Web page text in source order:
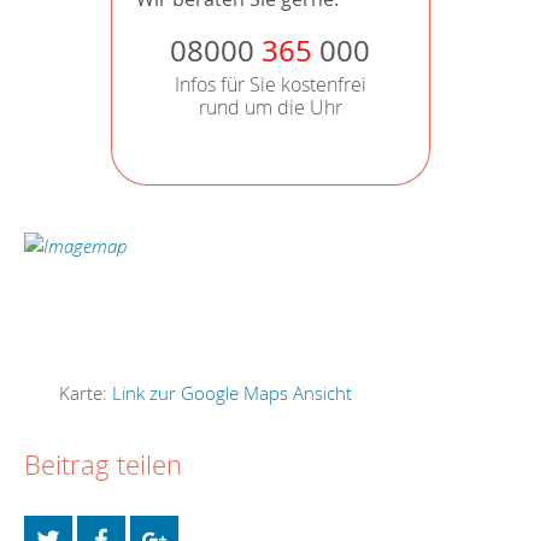
08000 365 000
Infos für Sie kostenfrei
rund um die Uhr
Karte: Link zur Google Maps Ansicht
Beitrag teilen